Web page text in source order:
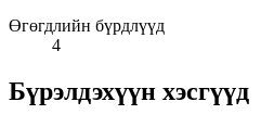
Өгөгдлийн бүрдлүүд
4
Бүрэлдэхүүн хэсгүүд